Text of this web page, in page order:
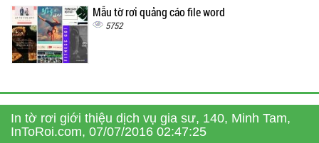
Mẫu tờ rơi quảng cáo file word
5752
In tờ rơi giới thiệu dịch vụ gia sư, 140, Minh Tam,
InToRoi.com, 07/07/2016 02:47:25